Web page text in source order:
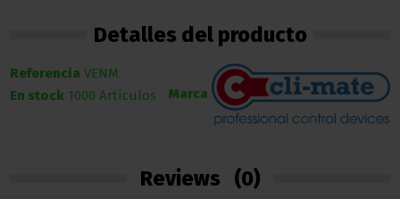
Detalles del producto
Marca
Referencia VENM
En stock 1000 Artículos
Reviews (0)